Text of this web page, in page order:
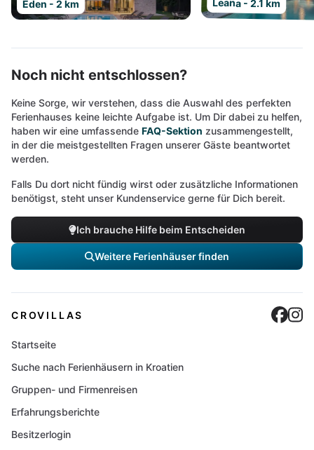
Eden - 2 km Leana - 2.1 km
Noch nicht entschlossen?
Keine Sorge, wir verstehen, dass die Auswahl des perfekten
Ferienhauses keine leichte Aufgabe ist. Um Dir dabei zu helfen,
haben wir eine umfassende FAQ-Sektion zusammengestellt,
in der die meistgestellten Fragen unserer Gäste beantwortet
werden.
Falls Du dort nicht fündig wirst oder zusätzliche Informationen
benötigst, steht unser Kundenservice gerne für Dich bereit.
Ich brauche Hilfe beim Entscheiden
Weitere Ferienhäuser finden
CROVILLAS
Startseite
Suche nach Ferienhäusern in Kroatien
Gruppen- und Firmenreisen
Erfahrungsberichte
Besitzerlogin